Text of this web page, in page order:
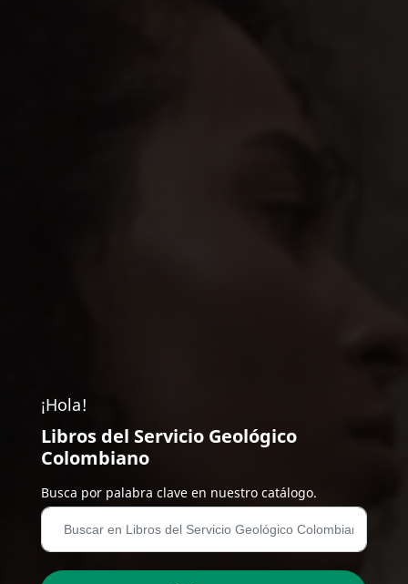
¡Hola!
Libros del Servicio Geológico
Colombiano
Busca por palabra clave en nuestro catálogo.